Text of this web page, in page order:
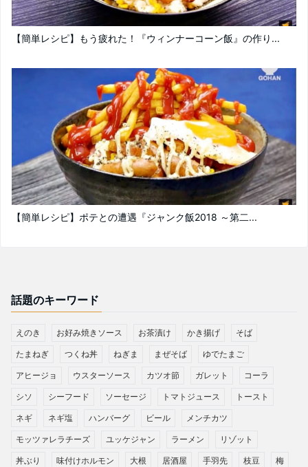
【簡単レシピ】もう疲れた！『ウィンナーコーン飯』の作り...
【簡単レシピ】ポテとの遭遇『ジャンク飯2018 ～第二...
話題のキーワード
えのき お好み焼きソース お茶漬け かき揚げ そば
たまねぎ つくね丼 ねぎま まぜそば ゆでたまご
アヒージョ ウスターソース カツオ節 ガレット コーラ
シソ シーフード ソーセージ トマトジュース トースト
ネギ ネギ塩 ハンバーグ ビール メンチカツ
モッツァレラチーズ ユッケジャン ラーメン リゾット
丼ぶり 味付けホルモン 大根 居酒屋 手羽先 枝豆 梅